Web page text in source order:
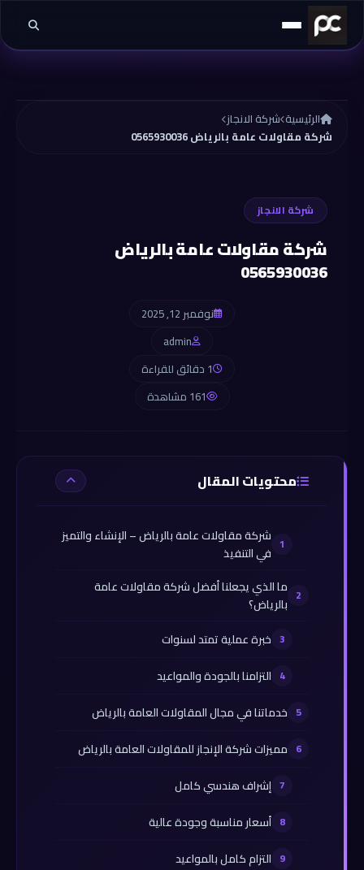
تخطي إلى المحتوى
الرئيسية شركة الانجاز
شركة مقاولات عامة بالرياض 0565930036
شركة الانجاز
شركة مقاولات عامة بالرياض
0565930036
نوفمبر 12, 2025
admin
1 دقائق للقراءة
161 مشاهدة
محتويات المقال
شركة مقاولات عامة بالرياض – الإنشاء والتميز
في التنفيذ
ما الذي يجعلنا أفضل شركة مقاولات عامة
بالرياض؟
خبرة عملية تمتد لسنوات
التزامنا بالجودة والمواعيد
خدماتنا في مجال المقاولات العامة بالرياض
مميزات شركة الإنجاز للمقاولات العامة بالرياض
إشراف هندسي كامل
أسعار مناسبة وجودة عالية
التزام كامل بالمواعيد